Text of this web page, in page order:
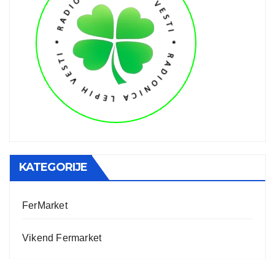
KATEGORIJE
FerMarket
Vikend Fermarket